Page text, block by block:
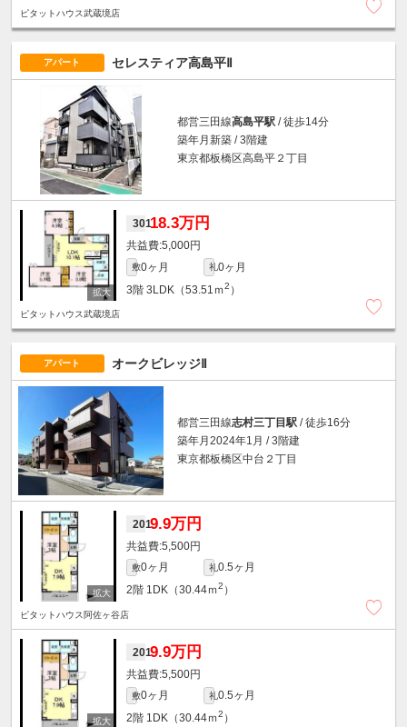
ピタットハウス武蔵境店
アパート セレスティア高島平Ⅱ
都営三田線高島平駅 / 徒歩14分
築年月新築 / 3階建
東京都板橋区高島平２丁目
30118.3万円
5,000円
敷0ヶ月 礼0ヶ月
3階 3LDK（53.51ｍ2 ）
ピタットハウス武蔵境店
アパート オークビレッジⅡ
都営三田線志村三丁目駅 / 徒歩16分
築年月2024年1月 / 3階建
東京都板橋区中台２丁目
2019.9万円
5,500円
敷0ヶ月 礼0.5ヶ月
2階 1DK（30.44ｍ2 ）
ピタットハウス阿佐ヶ谷店
2019.9万円
5,500円
敷0ヶ月 礼0.5ヶ月
2階 1DK（30.44ｍ2 ）